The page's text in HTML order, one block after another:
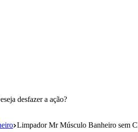
desfazer a ação?
Limpador Mr Músculo Banheiro sem